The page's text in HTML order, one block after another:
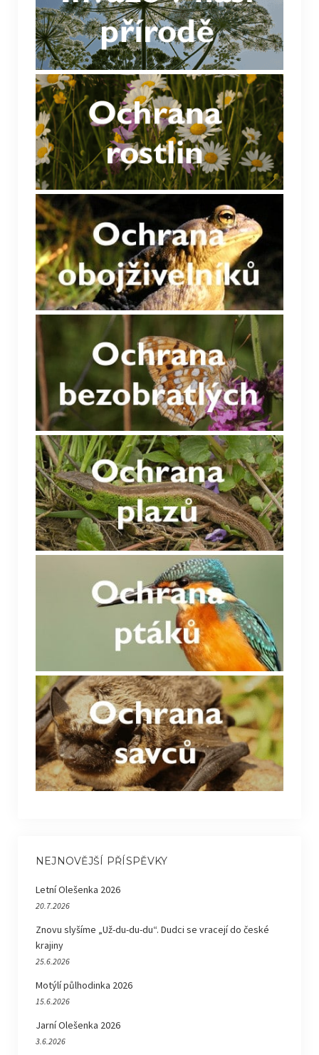
NEJNOVĚJŠÍ PŘÍSPĚVKY
Letní Olešenka 2026
20.7.2026
Znovu slyšíme „Už-du-du-du“. Dudci se vracejí do české
krajiny
25.6.2026
Motýlí půlhodinka 2026
15.6.2026
Jarní Olešenka 2026
3.6.2026